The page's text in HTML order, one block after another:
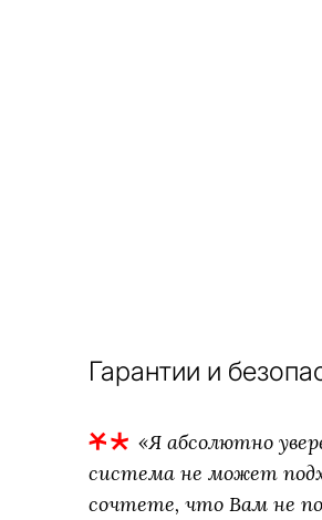
Гарантии и
«Я абсолютно
система не может
сочтете, что Вам не